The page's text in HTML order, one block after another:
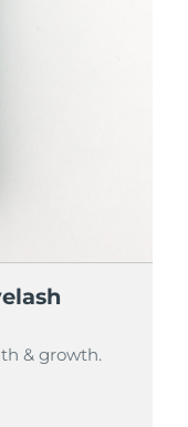
& growth.